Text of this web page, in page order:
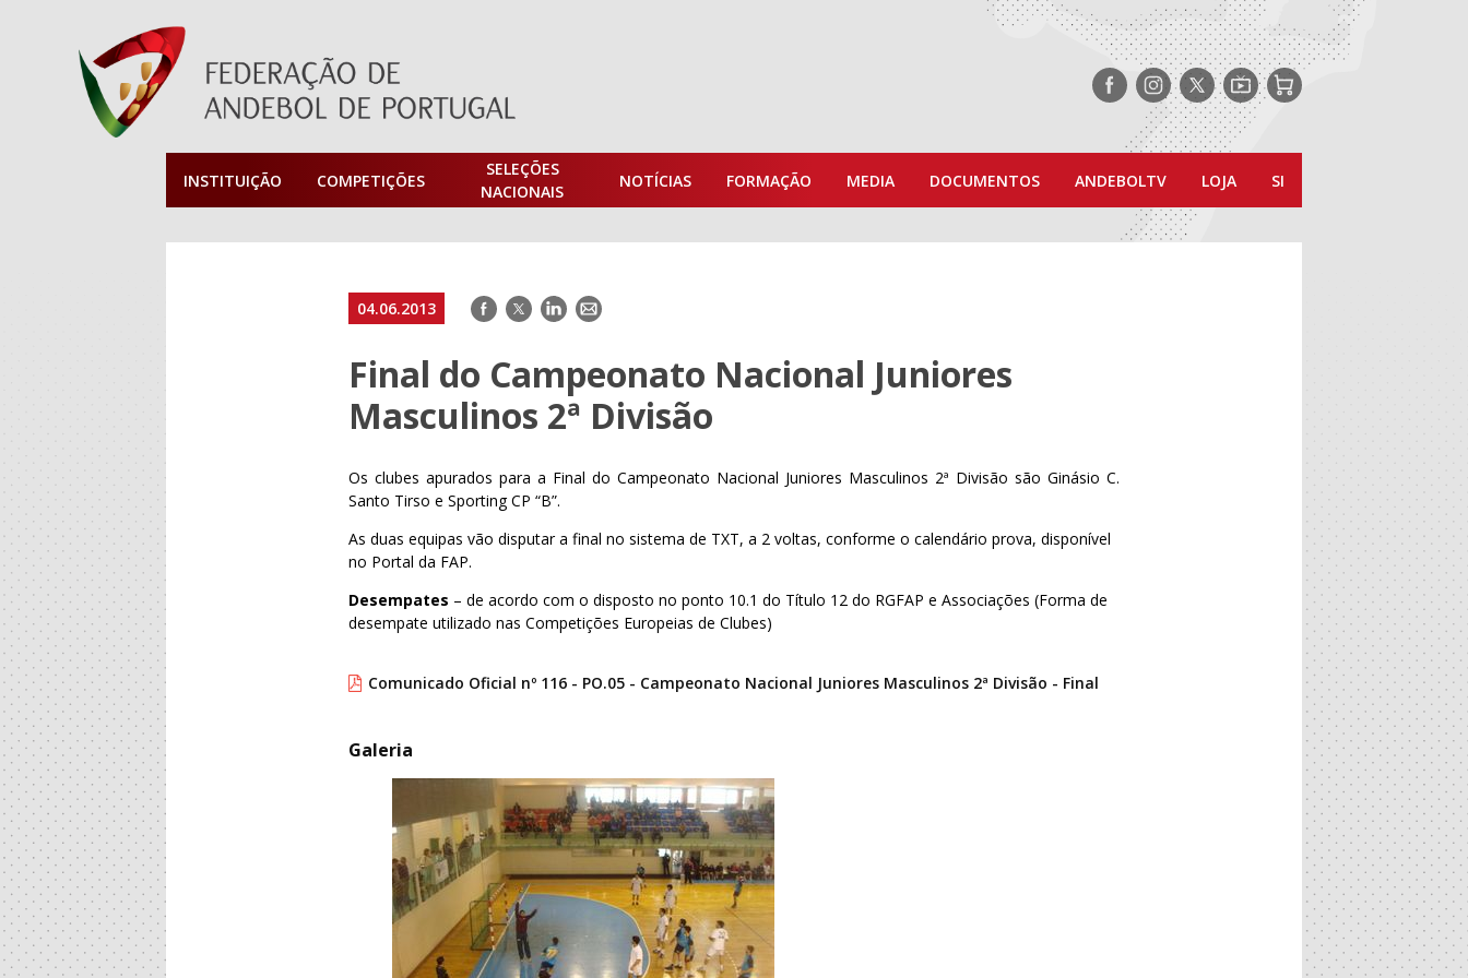
Siga-
nos
Facebook
Siga-
nos
no
Instagram
Siga-
nos
no
Twitter
AndebolTV
Loja
INSTITUIÇÃO COMPETIÇÕES
SELEÇÕES
NACIONAIS
NOTÍCIAS FORMAÇÃO MEDIA DOCUMENTOS ANDEBOLTV LOJA SI
04.06.2013 Facebook
TwitterLinkedIn
E-
Final do Campeonato Nacional Juniores
Masculinos 2ª Divisão
Os clubes apurados para a Final do Campeonato Nacional Juniores Masculinos 2ª Divisão são Ginásio C.
Santo Tirso e Sporting CP “B”.
As duas equipas vão disputar a final no sistema de TXT, a 2 voltas, conforme o calendário prova, disponível
no Portal da FAP.
Desempates – de acordo com o disposto no ponto 10.1 do Título 12 do RGFAP e Associações (Forma de
desempate utilizado nas Competições Europeias de Clubes)
Comunicado Oficial nº 116 - PO.05 - Campeonato Nacional Juniores Masculinos 2ª Divisão - Final
Galeria